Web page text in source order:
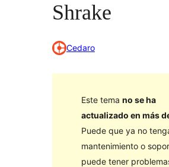
Shrake
Cedaro
Este tema no se ha
actualizado en más
Puede que ya no
mantenimiento o
puede tener